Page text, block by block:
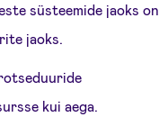
süsteemide jaoks on
jaoks.
kui aega.